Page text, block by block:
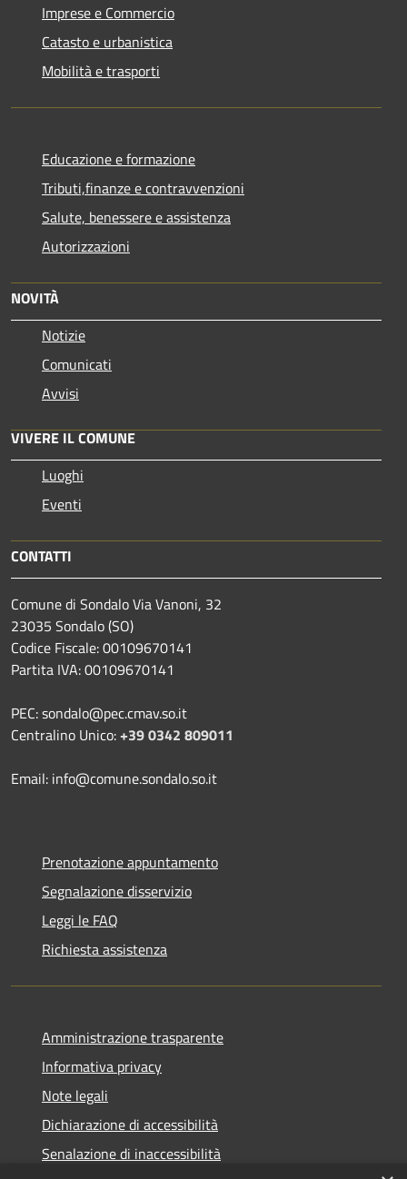
Imprese e Commercio
Catasto e urbanistica
Mobilità e trasporti
Educazione e formazione
Tributi,finanze e contravvenzioni
Salute, benessere e assistenza
Autorizzazioni
NOVITÀ
Notizie
Comunicati
Avvisi
VIVERE IL COMUNE
Luoghi
Eventi
CONTATTI
Comune di Sondalo Via Vanoni, 32
23035 Sondalo (SO)
Codice Fiscale: 00109670141
Partita IVA: 00109670141
PEC: sondalo@pec.cmav.so.it
Centralino Unico:+39 0342 809011
Email: info@comune.sondalo.so.it
Prenotazione appuntamento
Segnalazione disservizio
Leggi le FAQ
Richiesta assistenza
Amministrazione trasparente
Informativa privacy
Note legali
Dichiarazione di accessibilità
Senalazione di inaccessibilità